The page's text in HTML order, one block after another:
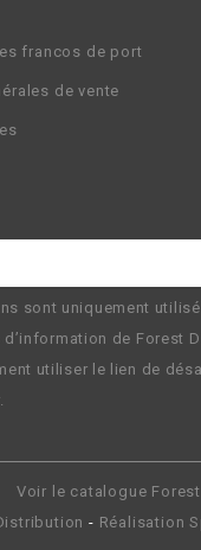
francos de port
de vente
sont uniquement
de Forest
utiliser le lien de
Voir le catalogue Forest
- Réalisation